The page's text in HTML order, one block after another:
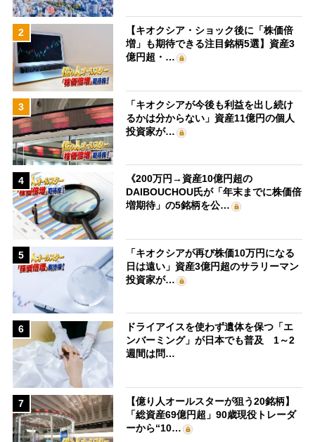
2
【キオクシア・ショック後に「株価倍
増」も期待できる注目銘柄5選】資産3
億円超・…
3
「キオクシアが今後も利益を出し続け
るかは分からない」資産11億円の個人
投資家が…
4
《200万円→資産10億円超の
DAIBOUCHOU氏が「年末までに株価倍
増期待」の5銘柄を公…
5
「キオクシアが再び株価10万円になる
日は遠い」資産3億円超のサラリーマン
投資家が…
6
ドライアイスを使わず遺体を保つ「エ
ンバーミング」が日本でも普及 1～2
週間は問…
7
【億り人オールスターが狙う20銘柄】
「総資産69億円超」90歳現役トレーダ
ーから“10…